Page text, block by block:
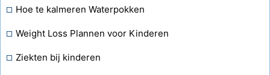
Hoe te kalmeren Waterpokken
Weight Loss Plannen voor Kinderen
Ziekten bij kinderen